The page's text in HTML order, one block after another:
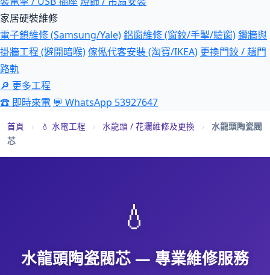
家居硬裝維修
電子鎖維修 (Samsung/Yale)鋁窗維修 (窗鉸/手掣/驗窗)鑽牆與
掛牆工程 (避開暗喉)傢俬代客安裝 (淘寶/IKEA) 更換門鉸 / 趟門
路軌
🔎 更多工程
☎ 即時來電 💬 WhatsApp 53927647
首頁 › 💧 水電工程 › 水龍頭 / 花灑維修及更換 ›
水龍頭陶瓷閥
芯
💧
水龍頭陶瓷閥芯 — 專業維修服務